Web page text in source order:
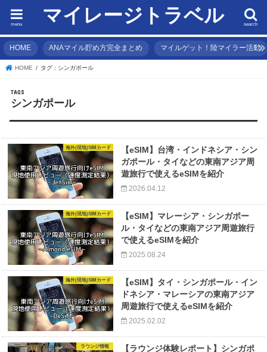
マイレージトラベル search
menu
HOME ANAマイル貯め方完全まとめ マイルゲット！陸マイラー活動
HOME タグ : シンガポール
シンガポール
海外(現地)SIMカード
【eSIM】台湾・インドネシア・シン
ガポール・タイなどの東南アジア周
遊旅行で使えるeSIMを紹介
2026.04.12
海外(現地)SIMカード
【eSIM】マレーシア・シンガポー
ル・タイなどの東南アジア周遊旅行
で使えるeSIMを紹介
2025.08.24
海外(現地)SIMカード
【eSIM】タイ・シンガポール・イン
ドネシア・マレーシアの東南アジア
周遊旅行で使えるeSIMを紹介
2025.02.02
ラウンジ情報
【ラウンジ体験レポート】シンガポ